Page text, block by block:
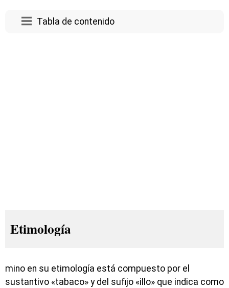
Tabla de contenido
Etimología
mino en su etimología está compuesto por el
sustantivo «tabaco» y del sufijo «illo» que indica como